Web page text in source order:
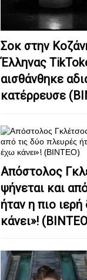
Σοκ στην
Έλληνας
αισθάνθηκε
κατέρρευσε
Απόστολος
ψήνεται και
ήταν η πιο
κάνει»!